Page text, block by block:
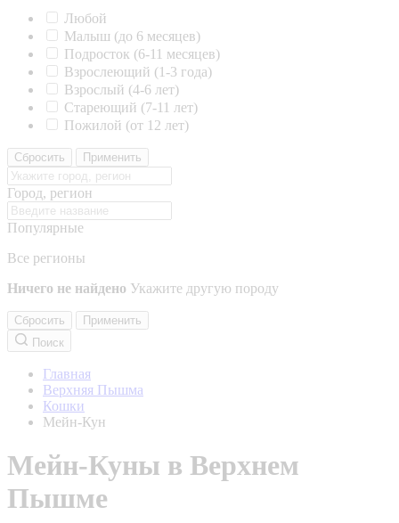
Любой
Малыш (до 6 месяцев)
Подросток (6-11 месяцев)
Взрослеющий (1-3 года)
Взрослый (4-6 лет)
Стареющий (7-11 лет)
Пожилой (от 12 лет)
Сбросить Применить
Город, регион
Популярные
Все регионы
Ничего не найдено Укажите другую породу
Сбросить
Применить
Поиск
Главная
Верхняя Пышма
Кошки
Мейн-Кун
Мейн-Куны в Верхнем
Пышме